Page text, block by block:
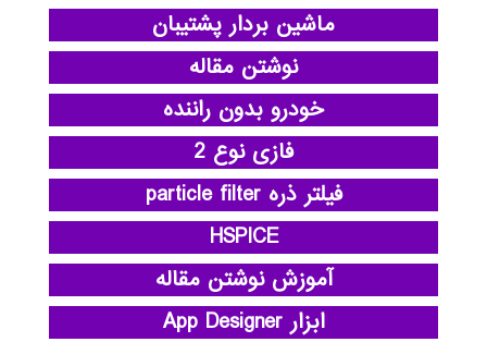
ماشین بردار پشتیبان
نوشتن مقاله
خودرو بدون راننده
فازی نوع 2
فیلتر ذره particle filter
HSPICE
آموزش نوشتن مقاله
ابزار App Designer